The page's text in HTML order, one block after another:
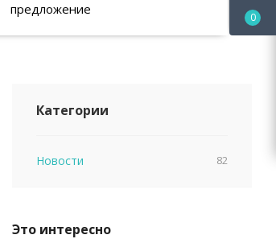
Категории
Новости 82
Это интересно
0
предложение